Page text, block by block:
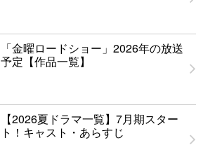
「金曜ロードショー」2026年の放送
予定【作品一覧】
【2026夏ドラマ一覧】7月期スター
ト！キャスト・あらすじ